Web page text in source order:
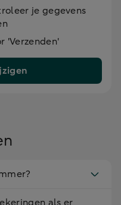
je gegevens
'Verzenden'